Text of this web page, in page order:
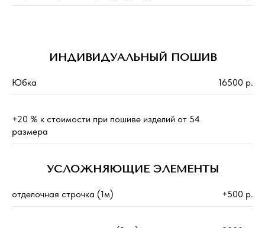
ИНДИВИДУАЛЬНЫЙ ПОШИВ
Юбка 16500 р.
+20 % к стоимости при пошиве изделий от 54
размера
УСЛОЖНЯЮЩИЕ ЭЛЕМЕНТЫ
отделочная строчка (1м) +500 р.